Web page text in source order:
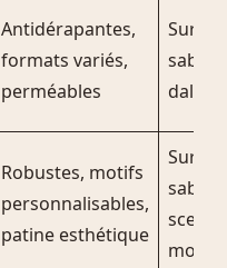
Antidérapantes,
formats variés,
perméables
Sur lit
sable
dalle
Robustes, motifs
personnalisables,
patine esthétique
Sur lit
sable